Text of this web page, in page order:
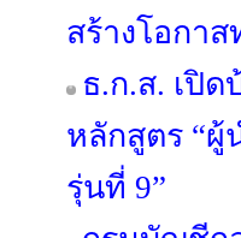
สร้างโอกาส
ธ.ก.ส. เปิ
หลักสูตร “ผู้
รุ่นที่ 9”